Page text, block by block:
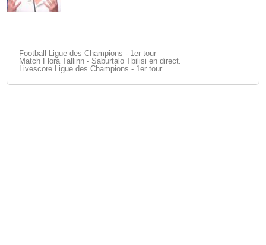
Football Ligue des Champions - 1er tour
Match Flora Tallinn - Saburtalo Tbilisi en direct.
Livescore Ligue des Champions - 1er tour